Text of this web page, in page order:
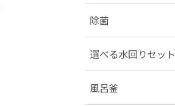
除菌
選べる水回りセット
風呂釜